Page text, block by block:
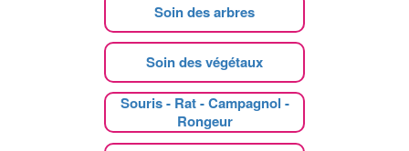
Soin des arbres
Soin des végétaux
Souris - Rat - Campagnol -
Rongeur